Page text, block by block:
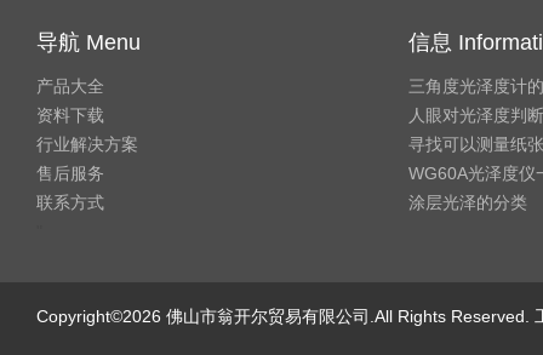
导航 Menu
产品大全
资料下载
行业解决方案
售后服务
联系方式
信息
三角度光泽度计
人眼对光泽度判断
寻找可以测量纸
WG60A光泽度仪
涂层光泽的分类
Copyright©2026 佛山市翁开尔贸易有限公司.All Rights Reserved.